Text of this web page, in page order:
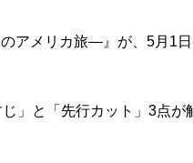
アメリカ旅―』が、5月1
」と「先行カット」3点が